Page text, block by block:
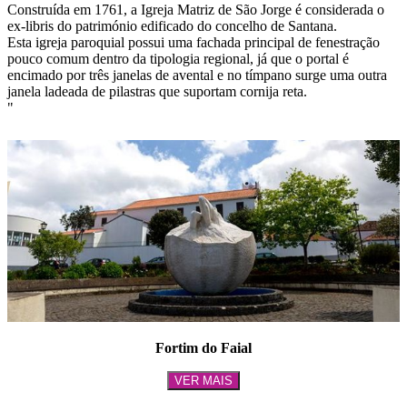
Construída em 1761, a Igreja Matriz de São Jorge é considerada o
ex-libris do património edificado do concelho de Santana.
Esta igreja paroquial possui uma fachada principal de fenestração
pouco comum dentro da tipologia regional, já que o portal é
encimado por três janelas de avental e no tímpano surge uma outra
janela ladeada de pilastras que suportam cornija reta.
"
Fortim do Faial
VER MAIS